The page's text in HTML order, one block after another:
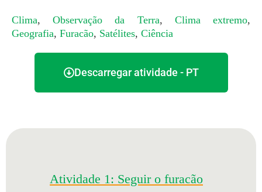
Clima,Observação da Terra, Clima extremo,
Geografia, Furacão, Satélites, Ciência
Descarregar atividade - PT
Atividade 1: Seguir o furacão